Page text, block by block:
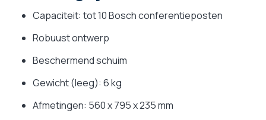
Capaciteit: tot 10 Bosch conferentieposten
Robuust ontwerp
Beschermend schuim
Gewicht (leeg): 6 kg
Afmetingen: 560 x 795 x 235 mm